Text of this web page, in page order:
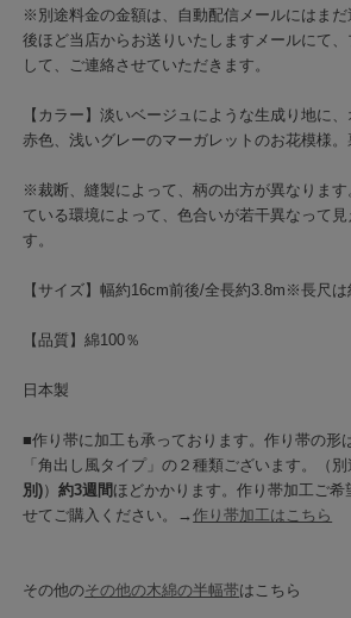
※別途料金の金額は、自動配信メールにはまだ
後ほど当店からお送りいたしますメールにて
して、ご連絡させていただきます。
【カラー】淡いベージュにような生成り地に
赤色、浅いグレーのマーガレットのお花模様。
※裁断、縫製によって、柄の出方が異なりま
ている環境によって、色合いが若干異なって
す。
【サイズ】幅約16cm前後/全長約3.8m※長尺は
【品質】綿100％
日本製
■作り帯に加工も承っております。作り帯の形
「角出し風タイプ」の２種類ございます。（別
別)）約3週間 ほどかかります。作り帯加工ご
せてご購入ください。→作り帯加工はこちら
その他のその他の木綿の半幅帯はこちら